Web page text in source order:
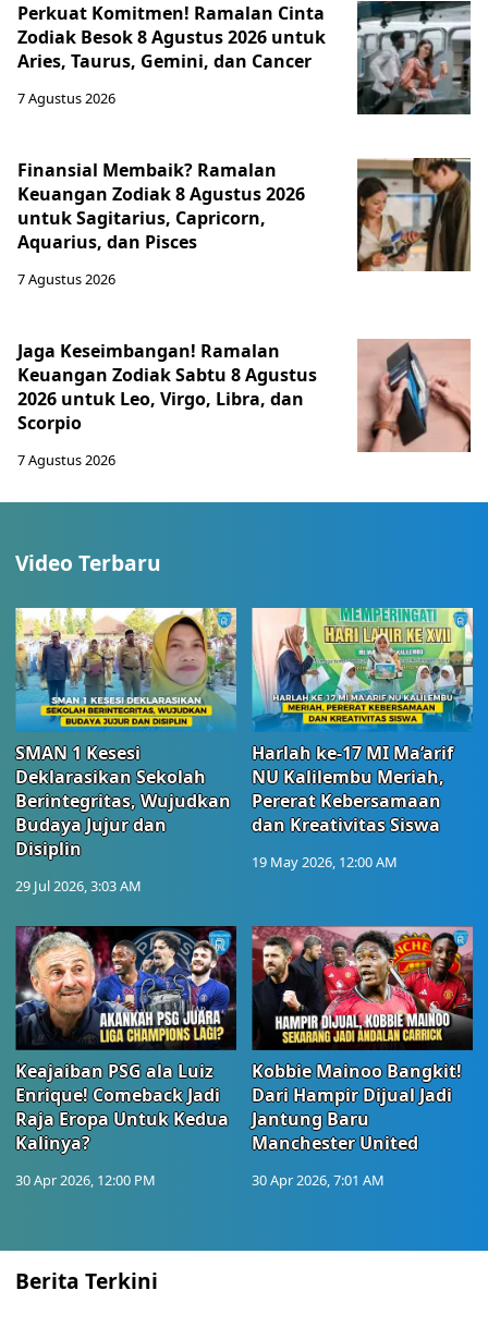
Perkuat Komitmen! Ramalan Cinta
Zodiak Besok 8 Agustus 2026 untuk
Aries, Taurus, Gemini, dan Cancer
7 Agustus 2026
Finansial Membaik? Ramalan
Keuangan Zodiak 8 Agustus 2026
untuk Sagitarius, Capricorn,
Aquarius, dan Pisces
7 Agustus 2026
Jaga Keseimbangan! Ramalan
Keuangan Zodiak Sabtu 8 Agustus
2026 untuk Leo, Virgo, Libra, dan
Scorpio
7 Agustus 2026
Video Terbaru
SMAN 1 Kesesi
Deklarasikan Sekolah
Berintegritas, Wujudkan
Budaya Jujur dan
Disiplin
29 Jul 2026, 3:03 AM
Harlah ke-17 MI Ma’arif
NU Kalilembu Meriah,
Pererat Kebersamaan
dan Kreativitas Siswa
19 May 2026, 12:00 AM
Keajaiban PSG ala Luiz
Enrique! Comeback Jadi
Raja Eropa Untuk Kedua
Kalinya?
30 Apr 2026, 12:00 PM
Kobbie Mainoo Bangkit!
Dari Hampir Dijual Jadi
Jantung Baru
Manchester United
30 Apr 2026, 7:01 AM
Berita Terkini